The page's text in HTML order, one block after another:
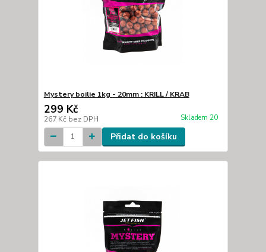
Mystery boilie 1kg - 20mm : KRILL / KRAB
299 Kč
267 Kč bez DPH Skladem 20
Přidat do košíku